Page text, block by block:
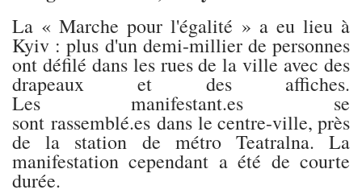
La « Marche pour l'égalité » a eu lieu à
Kyiv : plus d'un demi-millier de personnes
ont défilé dans les rues de la ville avec des
drapeaux et des affiches.
Les manifestant.es se
sont rassemblé.es dans le centre-ville, près
de la station de métro Teatralna. La
manifestation cependant a été de courte
durée.